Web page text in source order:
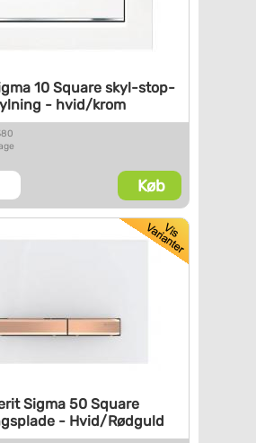
10 Squareskyl-stop-
- hvid/krom
Køb
Sigma 50 Square
- Hvid/Rødguld